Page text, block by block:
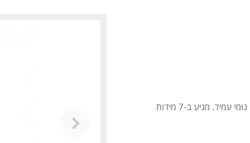
מייצב ברך עם טכנולוגיית "4 נקודות האחיזה", העשוי מאלומיניום איכותי ומכוסה בחומר דמוי גומי עמיד. מגיע ב-7 מידות